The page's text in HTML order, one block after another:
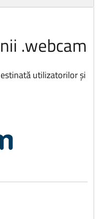
.webcam
utilizatorilor și